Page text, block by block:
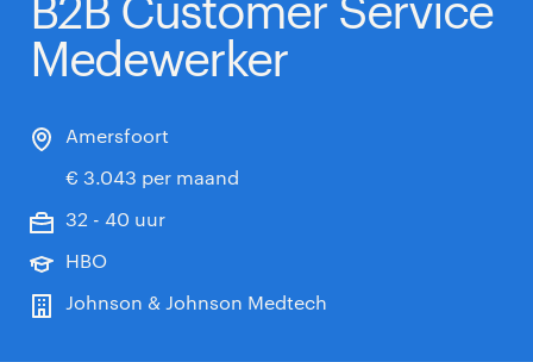
werkgevers
Medewerker
Amersfoort
€ 3.043 per maand
32 - 40 uur
HBO
Johnson & Johnson Medtech